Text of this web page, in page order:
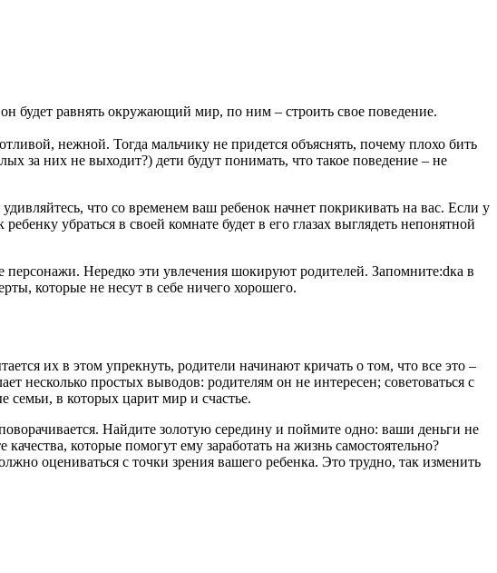
будет равнять окружающий мир, по ним – строить свое поведение.
нежной. Тогда мальчику не придется объяснять, почему плохо бить
за них не выходит?) дети будут понимать, что такое поведение – не
что со временем ваш ребенок начнет покрикивать на вас. Если у
убраться в своей комнате будет в его глазах выглядеть непонятной
Нередко эти увлечения шокируют родителей. Запомните:dка в
которые не несут в себе ничего хорошего.
их в этом упрекнуть, родители начинают кричать о том, что все это –
несколько простых выводов: родителям он не интересен; советоваться с
семьи, в которых царит мир и счастье.
Найдите золотую середину и поймите одно: ваши деньги не
которые помогут ему заработать на жизнь самостоятельно?
оцениваться с точки зрения вашего ребенка. Это трудно, так изменить